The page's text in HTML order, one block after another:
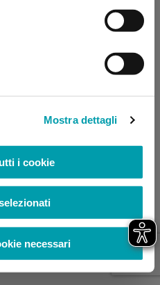
Mostra dettagli
i cookie
necessari